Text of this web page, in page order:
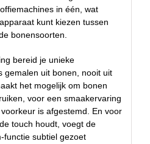
in één, wat
kunt kiezen tussen
bonensoorten.
bereid je unieke
gemalen uit bonen, nooit uit
het mogelijk om bonen
voor een smaakervaring
is afgestemd. En voor
touch houdt, voegt de
functie subtiel gezoet